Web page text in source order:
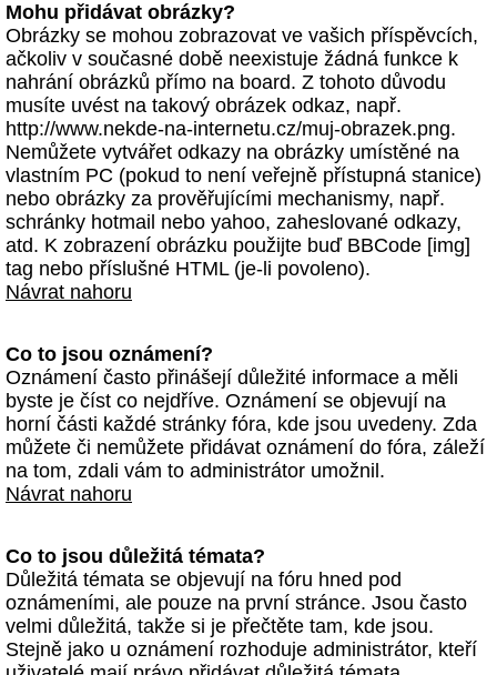
Mohu přidávat obrázky?
Obrázky se mohou zobrazovat ve vašich příspěvcích,
ačkoliv v současné době neexistuje žádná funkce k
nahrání obrázků přímo na board. Z tohoto důvodu
musíte uvést na takový obrázek odkaz, např.
http://www.nekde-na-internetu.cz/muj-obrazek.png.
Nemůžete vytvářet odkazy na obrázky umístěné na
vlastním PC (pokud to není veřejně přístupná stanice)
nebo obrázky za prověřujícími mechanismy, např.
schránky hotmail nebo yahoo, zaheslované odkazy,
atd. K zobrazení obrázku použijte buď BBCode [img]
tag nebo příslušné HTML (je-li povoleno).
Návrat nahoru
Co to jsou oznámení?
Oznámení často přinášejí důležité informace a měli
byste je číst co nejdříve. Oznámení se objevují na
horní části každé stránky fóra, kde jsou uvedeny. Zda
můžete či nemůžete přidávat oznámení do fóra, záleží
na tom, zdali vám to administrátor umožnil.
Návrat nahoru
Co to jsou důležitá témata?
Důležitá témata se objevují na fóru hned pod
oznámeními, ale pouze na první stránce. Jsou často
velmi důležitá, takže si je přečtěte tam, kde jsou.
Stejně jako u oznámení rozhoduje administrátor, kteří